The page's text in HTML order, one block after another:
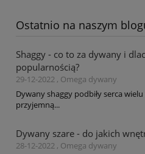
Ostatnio na naszym
Shaggy - co to za dywany i
popularnością?
29-12-2022 , Omega dywany
Dywany shaggy podbiły serca
przyjemną...
Dywany szare - do jakich
28-12-2022 , Omega dywany